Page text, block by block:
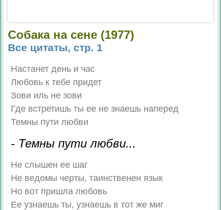
Собака на сене (1977)
Все цитаты, стр. 1
Настанет день и час
Любовь к тебе придет
Зови иль не зови
Где встретишь ты ее не знаешь наперед
Темны пути любви
- Темны пути любви...
Не слышен ее шаг
Не ведомы черты, таинственен язык
Но вот пришла любовь
Ее узнаешь ты, узнаешь в тот же миг